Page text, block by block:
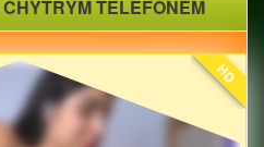
TELEFONEM
HD